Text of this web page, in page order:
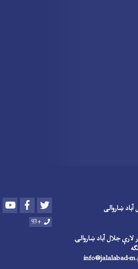
ښاروالی Youtube Facebook
+93
لارې جلال آباد ښاروالۍ